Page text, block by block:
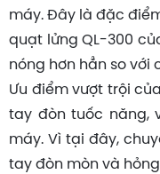
máy. Đây là đặc
quạt lửng QL-300
nóng hơn hẳn so với
Ưu điểm vượt trội
tay đòn tuốc năng,
máy. Vì tại đây,
tay đòn mòn và